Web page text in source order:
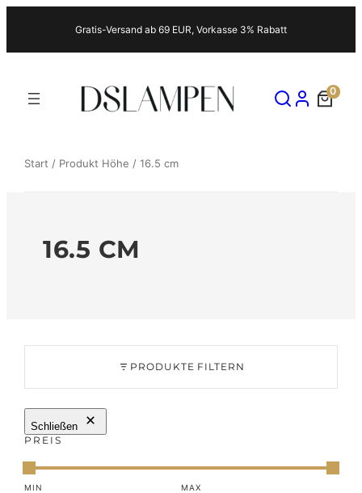
springen
Gratis-Versand ab 69 EUR, Vorkasse 3% Rabatt
0
Start / Produkt Höhe / 16.5 cm
16.5 CM
PRODUKTE FILTERN
Schließen
PREIS